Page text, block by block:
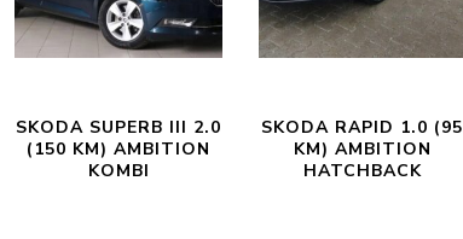
SKODA SUPERB III 2.0
(150 KM) AMBITION
KOMBI
SKODA RAPID 1.0 (95
KM) AMBITION
HATCHBACK